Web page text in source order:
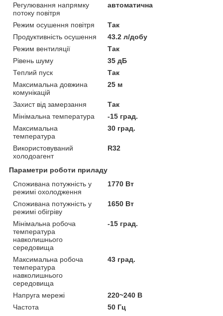
Регулювання напрямку
потоку повітря
автоматична
Режим осушення повітря
Так
Продуктивність осушення
43.2 л/добу
Режим вентиляції
Так
Рівень шуму
35 дБ
Теплий пуск
Так
Максимальна довжина
комунікацій
25 м
Захист від замерзання
Так
Мінімальна температура
-15 град.
Максимальна
температура
30 град.
Використовуваний
холодоагент
R32
Параметри роботи приладу
Споживана потужність у
режимі охолодження
1770 Вт
Споживана потужність у
режимі обігріву
1650 Вт
Мінімальна робоча
температура
навколишнього
середовища
-15 град.
Максимальна робоча
температура
навколишнього
середовища
43 град.
Напруга мережі
220~240 В
Частота
50 Гц